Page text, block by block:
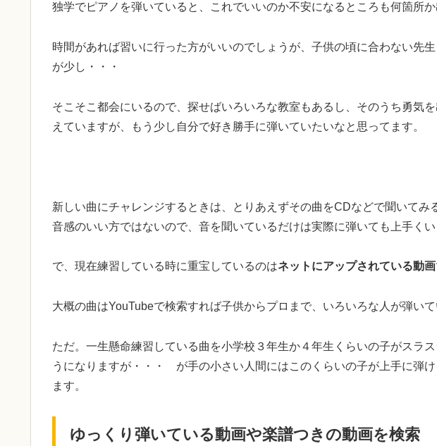
独学でピアノを弾いていると、これでいいのか不安になるところも何箇所か
時間があれば習いに行った方がいいのでしょうが、子供の頃に合わない先
が少し・・・
そこそこ都会にいるので、探せばいろいろな教室もあるし、そのうち勇気
えていますが、もう少し自分で好き勝手に弾いていたいなと思ってます。
新しい曲にチャレンジするときは、とりあえずその曲をCDなどで聞いてみ
音感のいい方ではないので、音を聞いているだけは実際に弾いても上手くい
で、現在練習している時に重宝しているのはネットにアップされている動画
大概の曲はYouTubeで検索すれば子供からプロまで、いろいろな人が弾い
ただ。一生懸命練習している曲を小学校３年生か４年生くらいの子がスラ
うになりますが・・・ が手の小さい人間にはこのくらいの子が上手に弾
ます。
ゆっくり弾いている動画や楽譜つきの動画を検索